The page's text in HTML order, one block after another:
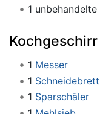
1 unbehandelte
Kochgeschirr
1 Messer
1 Schneidebrett
1 Sparschäler